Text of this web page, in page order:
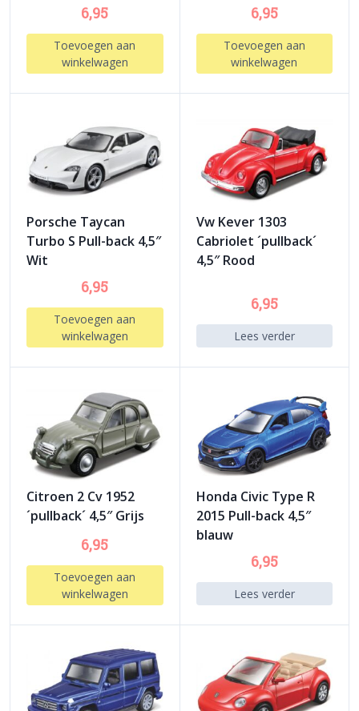
6,95
Toevoegen aan
winkelwagen
6,95
Toevoegen aan
winkelwagen
Porsche Taycan
Turbo S Pull-back 4,5″
Wit
6,95
Toevoegen aan
winkelwagen
Vw Kever 1303
Cabriolet ´pullback´
4,5″ Rood
6,95
Lees verder
Citroen 2 Cv 1952
´pullback´ 4,5″ Grijs
6,95
Toevoegen aan
winkelwagen
Honda Civic Type R
2015 Pull-back 4,5″
blauw
6,95
Lees verder